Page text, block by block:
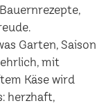
Garten, Saison
mit
Käse wird
herzhaft,